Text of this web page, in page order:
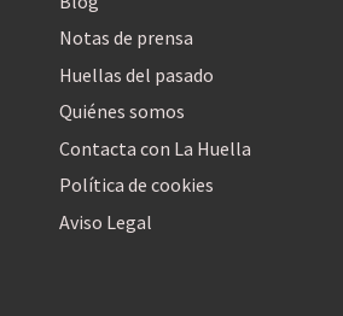
Notas de prensa
Huellas del pasado
Quiénes somos
Contacta con La Huella
Política de cookies
Aviso Legal